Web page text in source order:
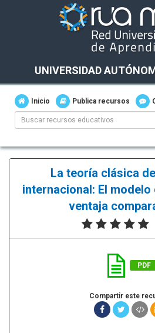
UNIVERSIDAD
Inicio Publica recursos
La teoría clásica
internacional: El modelo
ventaja
PDF
Compartir este